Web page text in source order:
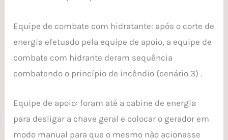
Equipe de combate com hidratante: após o corte de
energia efetuado pela equipe de apoio, a equipe de
combate com hidrante deram sequência
combatendo o princípio de incêndio (cenário 3) .
Equipe de apoio: foram até a cabine de energia
para desligar a chave geral e colocar o gerador em
modo manual para que o mesmo não acionasse